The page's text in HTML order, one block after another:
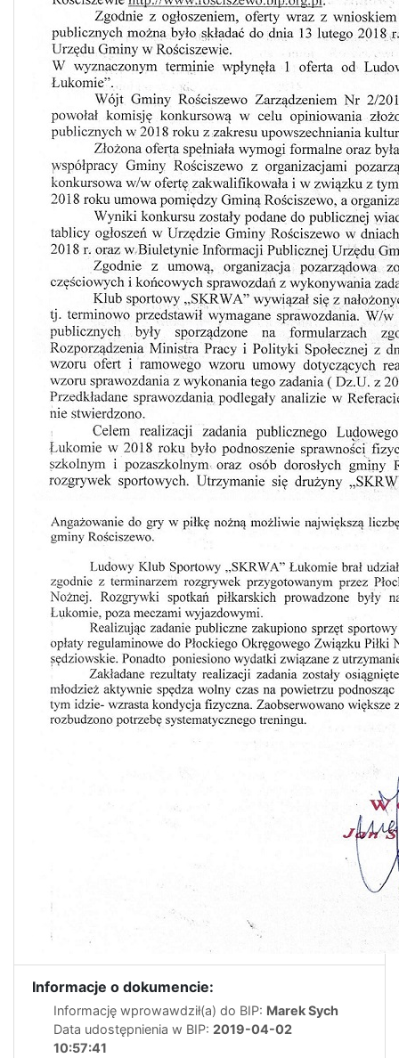
Informacje o dokumencie:
Informację wprowawdził(a) do BIP: Marek Sych
Data udostępnienia w BIP: 2019-04-02
10:57:41